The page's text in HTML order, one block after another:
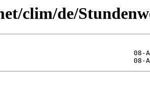
clim/de/